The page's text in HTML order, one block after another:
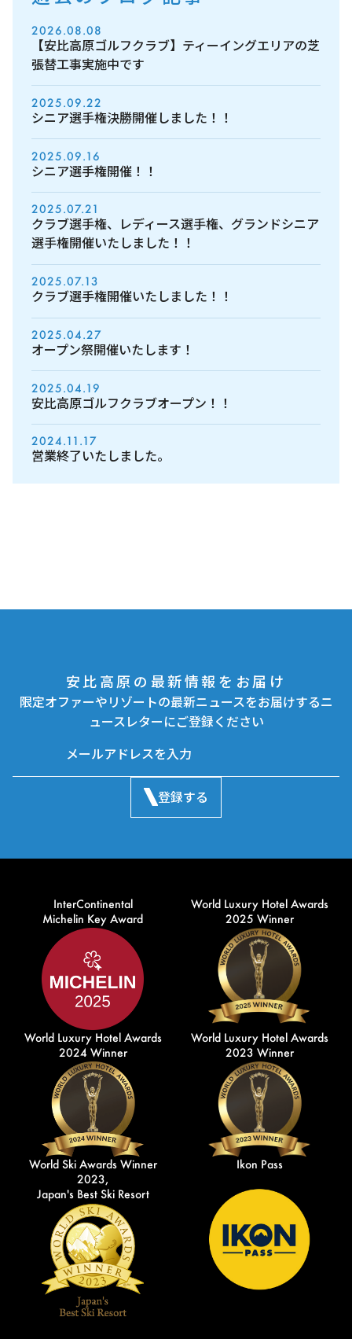
2026.08.08
【安比高原ゴルフクラブ】ティーイングエリアの芝
張替工事実施中です
2025.09.22
シニア選手権決勝開催しました！！
2025.09.16
シニア選手権開催！！
2025.07.21
クラブ選手権、レディース選手権、グランドシニア
選手権開催いたしました！！
2025.07.13
クラブ選手権開催いたしました！！
2025.04.27
オープン祭開催いたします！
2025.04.19
安比高原ゴルフクラブオープン！！
2024.11.17
営業終了いたしました。
安比高原の最新情報をお届け
限定オファーやリゾートの最新ニュースをお届けするニ
ュースレターにご登録ください
登録する
InterContinental
Michelin Key Award
World Luxury Hotel Awards
2025 Winner
World Luxury Hotel Awards
2024 Winner
World Luxury Hotel Awards
2023 Winner
World Ski Awards Winner
2023,
Japan's Best Ski Resort
Ikon Pass